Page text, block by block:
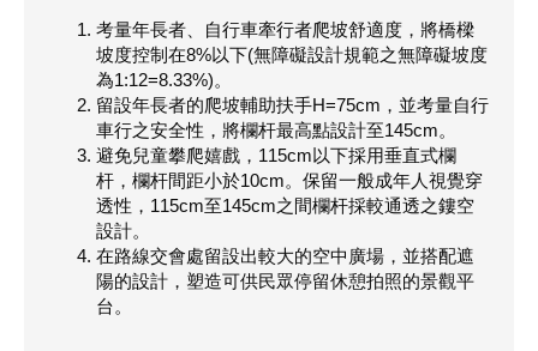
考量年長者、自行車牽行者爬坡舒適度，將橋樑
坡度控制在8%以下(無障礙設計規範之無障礙坡度
為1:12=8.33%)。
留設年長者的爬坡輔助扶手H=75cm，並考量自行
車行之安全性，將欄杆最高點設計至145cm。
避免兒童攀爬嬉戲，115cm以下採用垂直式欄
杆，欄杆間距小於10cm。保留一般成年人視覺穿
透性，115cm至145cm之間欄杆採較通透之鏤空
設計。
在路線交會處留設出較大的空中廣場，並搭配遮
陽的設計，塑造可供民眾停留休憩拍照的景觀平
台。